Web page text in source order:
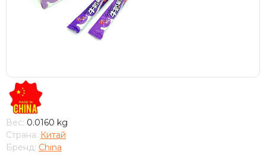
Вес: 0.0160 kg
Страна: Китай
Бренд: China